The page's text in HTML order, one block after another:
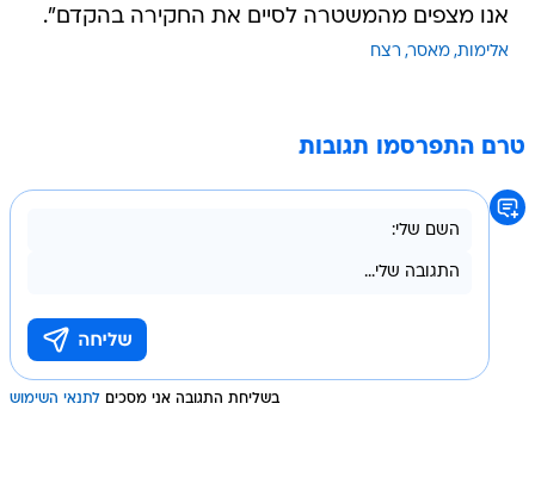
אנו מצפים מהמשטרה לסיים את החקירה בהקדם".
אלימות מאסר רצח
טרם התפרסמו תגובות
בשליחת התגובה אני מסכים לתנאי השימוש